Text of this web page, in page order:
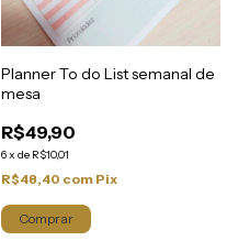
Planner To do List semanal de
mesa
R$49,90
6x de R$10,01
R$48,40 com Pix